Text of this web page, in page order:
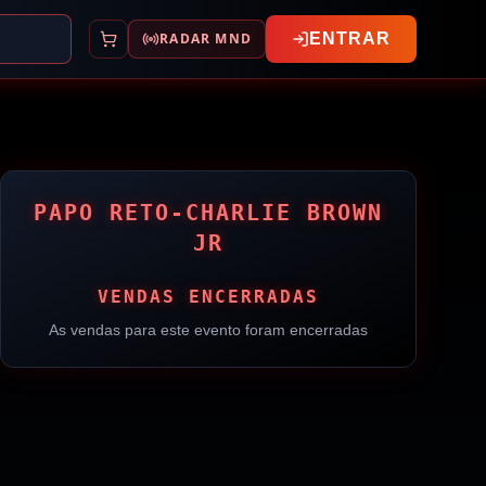
RADAR MND ENTRAR
PAPO RETO-CHARLIE BROWN
JR
VENDAS ENCERRADAS
As vendas para este evento foram encerradas